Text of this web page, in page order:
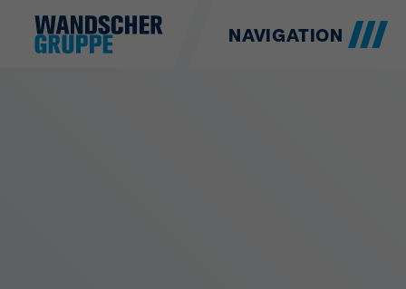
NAVIGATION